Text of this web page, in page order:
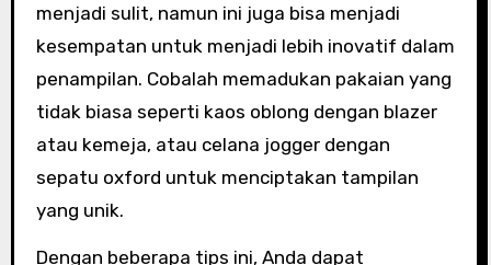
menjadi sulit, namun ini juga bisa menjadi
kesempatan untuk menjadi lebih inovatif dalam
penampilan. Cobalah memadukan pakaian yang
tidak biasa seperti kaos oblong dengan blazer
atau kemeja, atau celana jogger dengan
sepatu oxford untuk menciptakan tampilan
yang unik.
Dengan beberapa tips ini, Anda dapat